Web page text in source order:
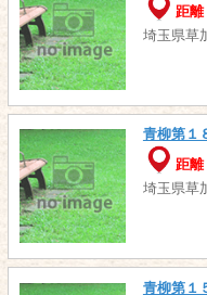
距
埼玉県草
青柳第１
距
埼玉県草
青柳第１